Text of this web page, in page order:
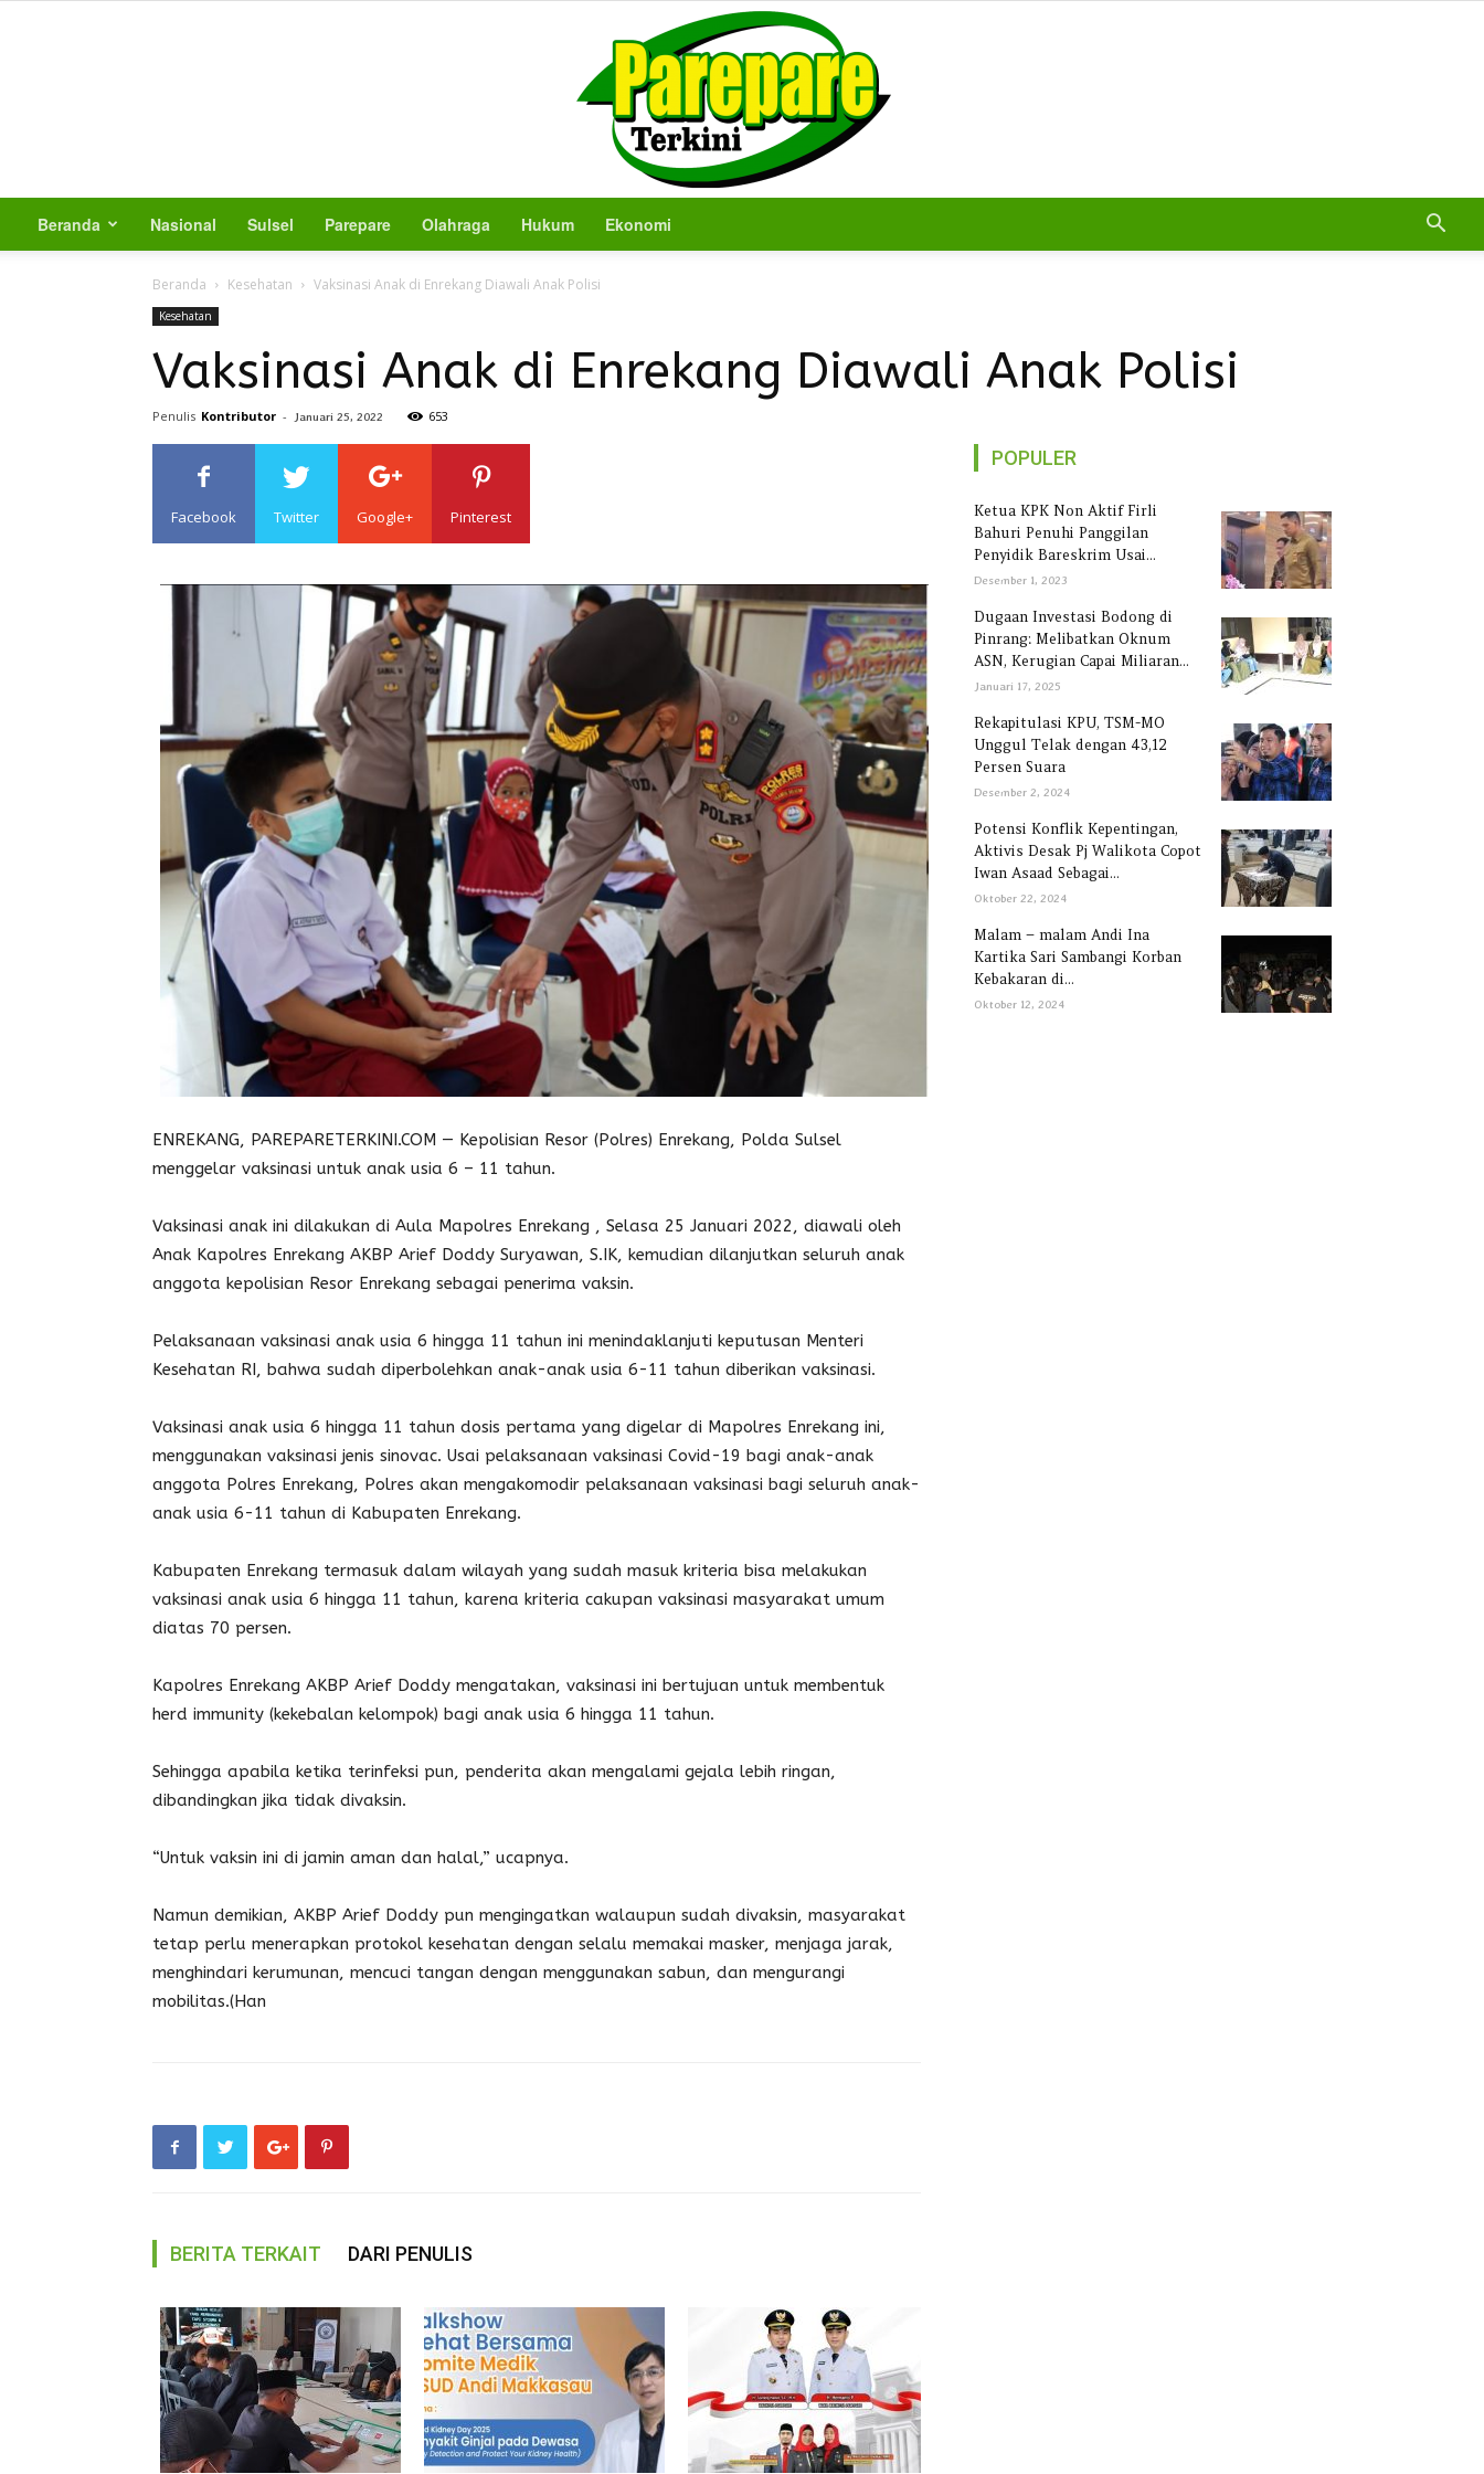
Sulawesi
Beranda Nasional Sulsel Parepare Olahraga Hukum Ekonomi
Beranda Kesehatan Vaksinasi Anak di Enrekang Diawali Anak Polisi
Kesehatan
Vaksinasi Anak di Enrekang Diawali Anak Polisi
Penulis Kontributor - Januari 25, 2022 653
Facebook Twitter Google+ Pinterest
ENREKANG, PAREPARETERKINI.COM — Kepolisian Resor (Polres) Enrekang, Polda Sulsel
menggelar vaksinasi untuk anak usia 6 – 11 tahun.
Vaksinasi anak ini dilakukan di Aula Mapolres Enrekang , Selasa 25 Januari 2022, diawali oleh
Anak Kapolres Enrekang AKBP Arief Doddy Suryawan, S.IK, kemudian dilanjutkan seluruh anak
anggota kepolisian Resor Enrekang sebagai penerima vaksin.
Pelaksanaan vaksinasi anak usia 6 hingga 11 tahun ini menindaklanjuti keputusan Menteri
Kesehatan RI, bahwa sudah diperbolehkan anak-anak usia 6-11 tahun diberikan vaksinasi.
Vaksinasi anak usia 6 hingga 11 tahun dosis pertama yang digelar di Mapolres Enrekang ini,
menggunakan vaksinasi jenis sinovac. Usai pelaksanaan vaksinasi Covid-19 bagi anak-anak
anggota Polres Enrekang, Polres akan mengakomodir pelaksanaan vaksinasi bagi seluruh anak-
anak usia 6-11 tahun di Kabupaten Enrekang.
Kabupaten Enrekang termasuk dalam wilayah yang sudah masuk kriteria bisa melakukan
vaksinasi anak usia 6 hingga 11 tahun, karena kriteria cakupan vaksinasi masyarakat umum
diatas 70 persen.
Kapolres Enrekang AKBP Arief Doddy mengatakan, vaksinasi ini bertujuan untuk membentuk
herd immunity (kekebalan kelompok) bagi anak usia 6 hingga 11 tahun.
Sehingga apabila ketika terinfeksi pun, penderita akan mengalami gejala lebih ringan,
dibandingkan jika tidak divaksin.
“Untuk vaksin ini di jamin aman dan halal,” ucapnya.
Namun demikian, AKBP Arief Doddy pun mengingatkan walaupun sudah divaksin, masyarakat
tetap perlu menerapkan protokol kesehatan dengan selalu memakai masker, menjaga jarak,
menghindari kerumunan, mencuci tangan dengan menggunakan sabun, dan mengurangi
mobilitas.(Han
BERITA TERKAIT DARI PENULIS
POPULER
Ketua KPK Non Aktif Firli
Bahuri Penuhi Panggilan
Penyidik Bareskrim Usai...
Desember 1, 2023
Dugaan Investasi Bodong di
Pinrang: Melibatkan Oknum
ASN, Kerugian Capai Miliaran...
Januari 17, 2025
Rekapitulasi KPU, TSM-MO
Unggul Telak dengan 43,12
Persen Suara
Desember 2, 2024
Potensi Konflik Kepentingan,
Aktivis Desak Pj Walikota Copot
Iwan Asaad Sebagai...
Oktober 22, 2024
Malam – malam Andi Ina
Kartika Sari Sambangi Korban
Kebakaran di...
Oktober 12, 2024